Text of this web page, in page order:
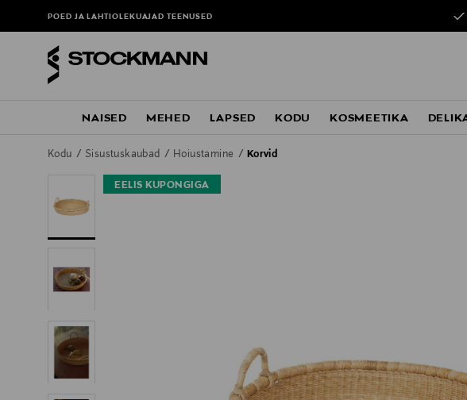
POED JA LAHTIOLEKUAJADTEENUSED
NAISED MEHED LAPSED KODU KOSMEETIKA
Kodu Sisustuskaubad Hoiustamine Korvid
EELIS KUPONGIGA